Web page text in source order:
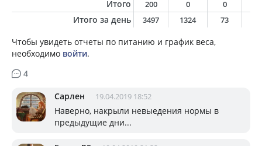
Итого
200 0 0
Итого за день 3497 1324 73
Чтобы увидеть отчеты по питанию и график веса,
необходимо войти.
4
Сарлен 19.04.2019 18:52
Наверно, накрыли невыедения нормы в
предыдущие дни...